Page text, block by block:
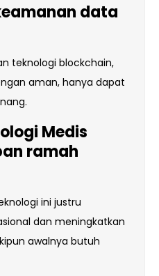
data
teknologi blockchain,
aman, hanya dapat
Medis
ramah
ini justru
dan meningkatkan
awalnya butuh